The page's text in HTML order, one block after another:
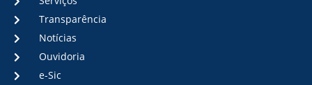
Transparência
Notícias
Ouvidoria
e-Sic